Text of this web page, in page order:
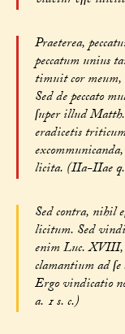
Praeterea,
peccatum unius
timuit cor
Sed de peccato
ſuper illud
eradicetis
licita. (IIa-IIae
Sed contra, nihil
licitum. Sed
enim Luc. XVIII,
clamantium ad
Ergo vindicatio
a. 1 s. c.)